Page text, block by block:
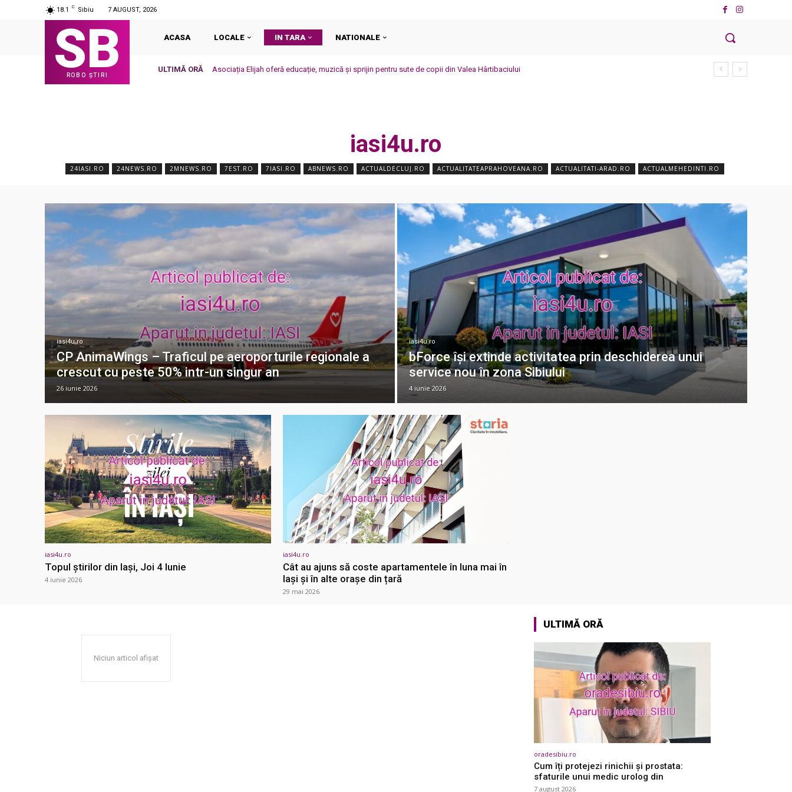
18.1 C Sibiu 7 AUGUST, 2026
SB
ROBO ȘTIRI
ACASA LOCALE IN TARA NATIONALE
ULTIMĂ ORĂ Asociația Elijah oferă educație, muzică și sprijin pentru sute de copii din Valea Hârtibaciului
iasi4u.ro
24IASI.RO 24NEWS.RO 2MNEWS.RO 7EST.RO 7IASI.RO ABNEWS.RO ACTUALDECLUJ.RO ACTUALITATEAPRAHOVEANA.RO ACTUALITATI-ARAD.RO ACTUALMEHEDINTI.RO
iasi4u.ro
CP AnimaWings – Traficul pe aeroporturile regionale a
crescut cu peste 50% intr-un singur an
26 iunie 2026
iasi4u.ro
bForce își extinde activitatea prin deschiderea unui
service nou în zona Sibiului
4 iunie 2026
iasi4u.ro
Topul știrilor din Iași, Joi 4 Iunie
4 iunie 2026
iasi4u.ro
Cât au ajuns să coste apartamentele în luna mai în
Iași și în alte orașe din țară
29 mai 2026
Niciun articol afișat
ULTIMĂ ORĂ
oradesibiu.ro
Cum îți protejezi rinichii și prostata:
sfaturile unui medic urolog din
7 august 2026